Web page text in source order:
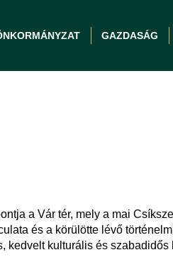
GAZDASÁG
a Vár tér, mely a mai
és a körülötte lévő
kedvelt kulturális és